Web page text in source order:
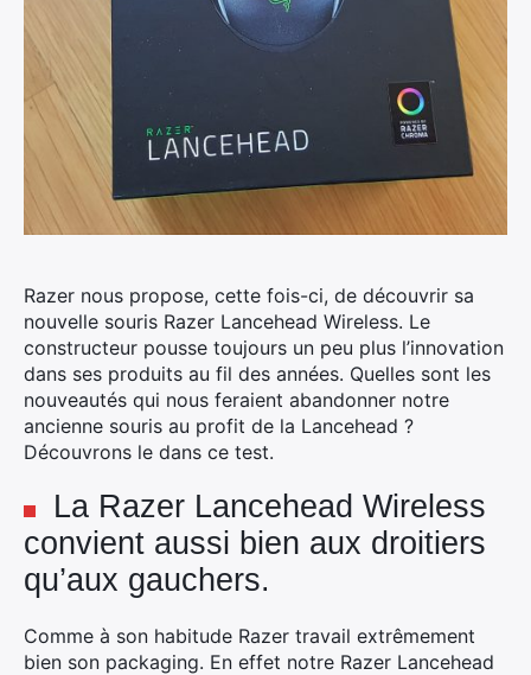
Razer nous propose, cette fois-ci, de découvrir sa
nouvelle souris Razer Lancehead Wireless. Le
constructeur pousse toujours un peu plus l’innovation
dans ses produits au fil des années. Quelles sont les
nouveautés qui nous feraient abandonner notre
ancienne souris au profit de la Lancehead ?
Découvrons le dans ce test.
La Razer Lancehead Wireless
convient aussi bien aux droitiers
qu’aux gauchers.
Comme à son habitude Razer travail extrêmement
bien son packaging. En effet notre Razer Lancehead